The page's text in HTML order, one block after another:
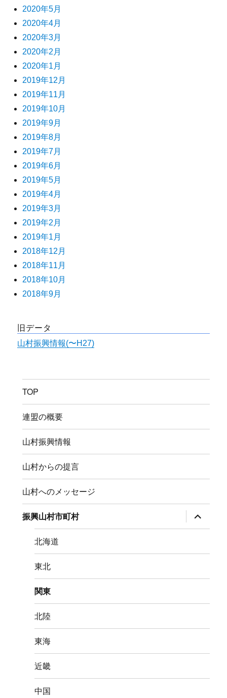
2020年5月
2020年4月
2020年3月
2020年2月
2020年1月
2019年12月
2019年11月
2019年10月
2019年9月
2019年8月
2019年7月
2019年6月
2019年5月
2019年4月
2019年3月
2019年2月
2019年1月
2018年12月
2018年11月
2018年10月
2018年9月
旧データ
山村振興情報(〜H27)
TOP
連盟の概要
山村振興情報
山村からの提言
山村へのメッセージ
振興山村市町村 サ
ブ
メ
ー
開
北海道
東北
関東
北陸
東海
近畿
中国